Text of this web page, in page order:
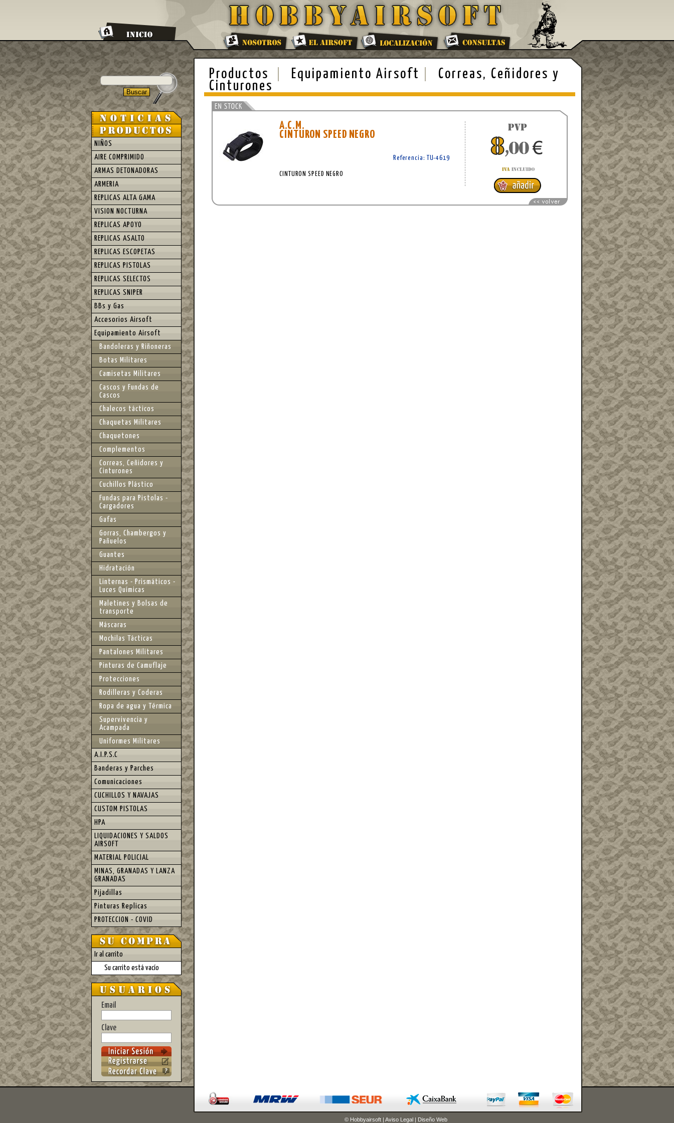
Productos Equipamiento Airsoft
Correas, Ceñidores y
Cinturones
A.C.M.
CINTURON SPEED NEGRO
Referencia: TU-4619
CINTURON SPEED NEGRO
NIÑOS
AIRE COMPRIMIDO
ARMAS DETONADORAS
ARMERIA
REPLICAS ALTA GAMA
VISION NOCTURNA
REPLICAS APOYO
REPLICAS ASALTO
REPLICAS ESCOPETAS
REPLICAS PISTOLAS
REPLICAS SELECTOS
REPLICAS SNIPER
BBs y Gas
Accesorios Airsoft
Equipamiento Airsoft
Bandoleras y Riñoneras
Botas Militares
Camisetas Militares
Cascos y Fundas de
Cascos
Chalecos tácticos
Chaquetas Militares
Chaquetones
Complementos
Correas, Ceñidores y
Cinturones
Cuchillos Plástico
Fundas para Pistolas -
Cargadores
Gafas
Gorras, Chambergos y
Pañuelos
Guantes
Hidratación
Linternas - Prismáticos -
Luces Químicas
Maletines y Bolsas de
transporte
Máscaras
Mochilas Tácticas
Pantalones Militares
Pinturas de Camuflaje
Protecciones
Rodilleras y Coderas
Ropa de agua y Térmica
Supervivencia y
Acampada
Uniformes Militares
A.I.P.S.C
Banderas y Parches
Comunicaciones
CUCHILLOS Y NAVAJAS
CUSTOM PISTOLAS
HPA
LIQUIDACIONES Y SALDOS
AIRSOFT
MATERIAL POLICIAL
MINAS, GRANADAS Y LANZA
GRANADAS
Pijadillas
Pinturas Replicas
PROTECCION - COVID
Ir al carrito
Su carrito está vacío
Email
Clave
© Hobbyairsoft | Aviso Legal | Diseño Web